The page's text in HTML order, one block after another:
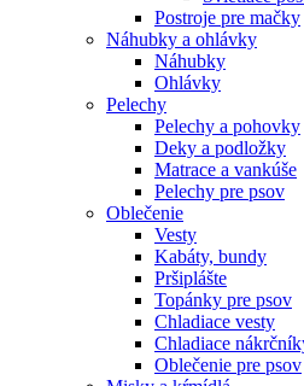
Postroje pre mačky
Náhubky a ohlávky
Náhubky
Ohlávky
Pelechy
Pelechy a pohovky
Deky a podložky
Matrace a vankúše
Pelechy pre psov
Oblečenie
Vesty
Kabáty, bundy
Pršiplášte
Topánky pre psov
Chladiace vesty
Chladiace
Oblečenie pre psov